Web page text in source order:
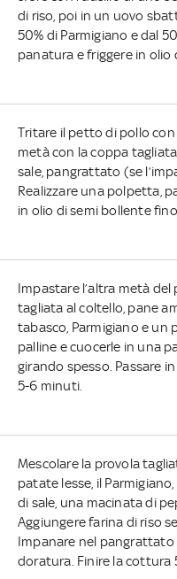
di riso, poi in un uovo
50% di Parmigiano e dal
panatura e friggere in olio
Tritare il petto di pollo con
metà con la coppa
sale, pangrattato (se
Realizzare una polpetta,
in olio di semi bollente
Impastare l’altra metà
tagliata al coltello, pane
tabasco, Parmigiano e un
palline e cuocerle in una
girando spesso. Passare
5-6 minuti.
Mescolare la provola
patate lesse, il
di sale, una macinata di
Aggiungere farina di riso
Impanare nel pangrattato
doratura. Finire la cottura